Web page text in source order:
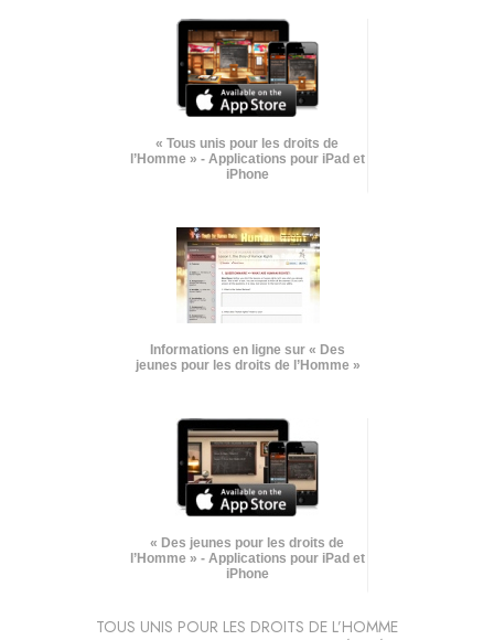
« Tous unis pour les droits de
l’Homme » - Applications pour iPad et
iPhone
Informations en ligne sur « Des
jeunes pour les droits de l’Homme »
« Des jeunes pour les droits de
l’Homme » - Applications pour iPad et
iPhone
TOUS UNIS POUR LES DROITS DE L’HOMME